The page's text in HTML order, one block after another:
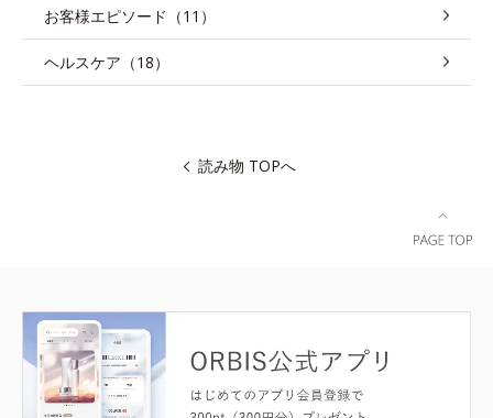
お客様エピソード（11）
ヘルスケア（18）
読み物 TOPへ